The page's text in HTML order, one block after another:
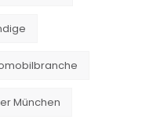
München